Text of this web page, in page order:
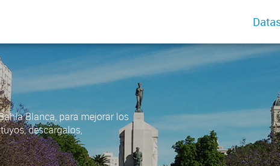
Blanca, para mejorar los
descargalos,